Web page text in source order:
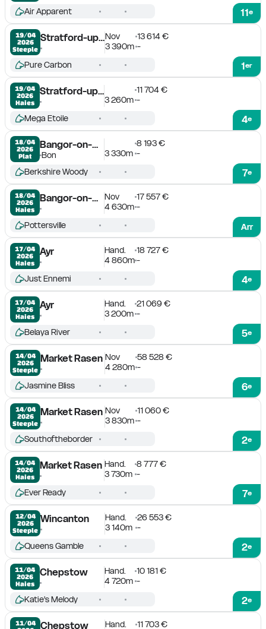
11e
Air Apparent
19/04
2026
Steeple
Stratford-upon-Avon
Nov
13 614 €
3 390m -
1er
Pure Carbon
19/04
2026
Haies
Stratford-upon-Avon11 704 €
3 260m -
4e
Mega Etoile
18/04
2026
Plat
Bangor-on-Dee
Bon
8 193 €
3 330m -
7e
Berkshire Woody
18/04
2026
Haies
Bangor-on-DeeNov
17 557 €
4 630m -
Arr
Pottersville
17/04
2026
Haies
Ayr Hand.
18 727 €
4 860m-
4e
Just Ennemi
17/04
2026
Haies
Ayr Hand.
21 069 €
3 200m -
5e
Belaya River
14/04
2026
Steeple
Market Rasen Nov
58 528 €
4 280m -
6e
Jasmine Bliss
14/04
2026
Steeple
Market Rasen Nov
11 060 €
3 830m -
2e
Southoftheborder
14/04
2026
Haies
Market Rasen Hand.
8 777 €
3 730m -
7e
Ever Ready
12/04
2026
Steeple
Wincanton Hand.
26 553 €
3 140m -
2e
Queens Gamble
11/04
2026
Haies
Chepstow Hand.
10 181 €
4 720m -
2e
Katie's Melody
11/04
Chepstow Hand.
11 703 €